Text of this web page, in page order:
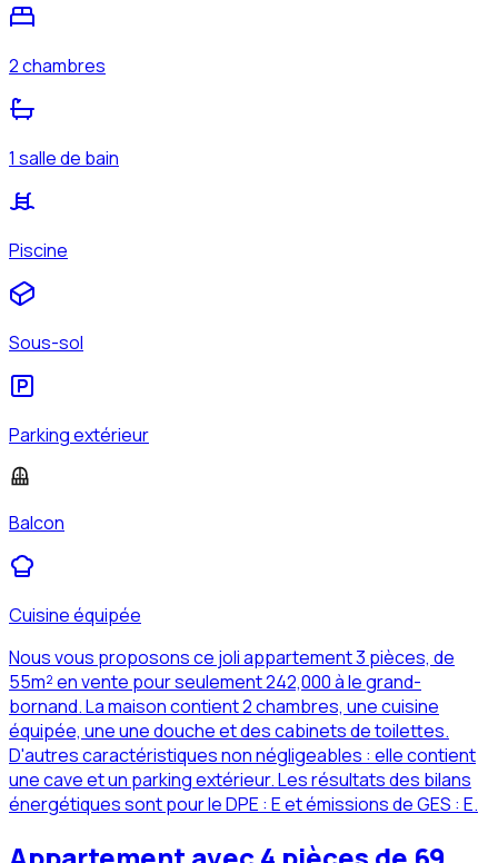
2 chambres
1 salle de bain
Piscine
Sous-sol
Parking extérieur
Balcon
Cuisine équipée
Nous vous proposons ce joli appartement 3 pièces, de
55m² en vente pour seulement 242,000 à le grand-
bornand. La maison contient 2 chambres, une cuisine
équipée, une une douche et des cabinets de toilettes.
D'autres caractéristiques non négligeables : elle contient
une cave et un parking extérieur. Les résultats des bilans
énergétiques sont pour le DPE : E et émissions de GES : E.